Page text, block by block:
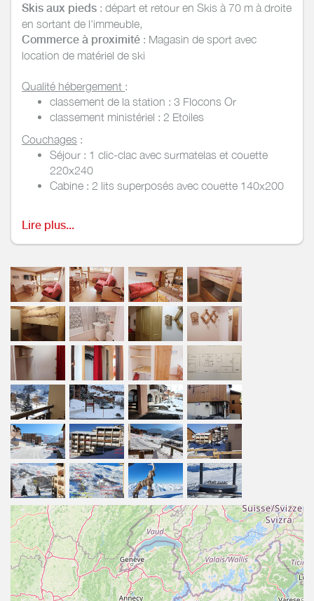
Skis aux pieds : départ et retour en Skis à 70 m à droite
en sortant de l'immeuble,
Commerce à proximité : Magasin de sport avec
location de matériel de ski
Qualité hébergement :
classement de la station : 3 Flocons Or
classement ministériel : 2 Etoiles
Couchages :
Séjour : 1 clic-clac avec surmatelas et couette
220x240
Cabine : 2 lits superposés avec couette 140x200
Volets roulants électriques
électrique Senseo, bouilloire, grille-pain, raclette-
grill-crêpière
Télévision écran plat 81 cm avec prise USB
Salle de bains : lavabo, baignoire avec pare douche
, sèche-cheveux, sèche serviette électrique, WC
Casier à skis à l'entrée de l'appartement
Accès internet (payant), se renseigner à l'office de
tourisme
Stationnement
zone de déchargement juste à coté de l'entrée
immeuble
parking privatif extérieur avec Bip (fourni) en
contre bas de l'immeuble
Lire plus...